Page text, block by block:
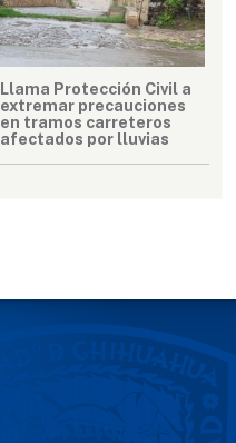
Llama Protección Civil a
extremar precauciones
en tramos carreteros
afectados por lluvias